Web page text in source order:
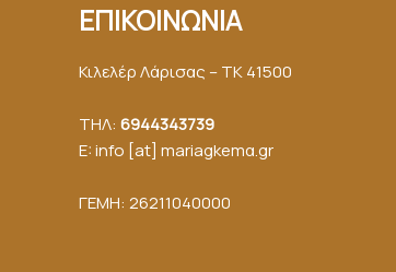
ΕΠΙΚΟΙΝΩΝΙΑ
Κιλελέρ Λάρισας – ΤΚ 41500
ΤΗΛ: 6944343739
E: info [at] mariagkemα.gr
ΓΕΜΗ: 26211040000